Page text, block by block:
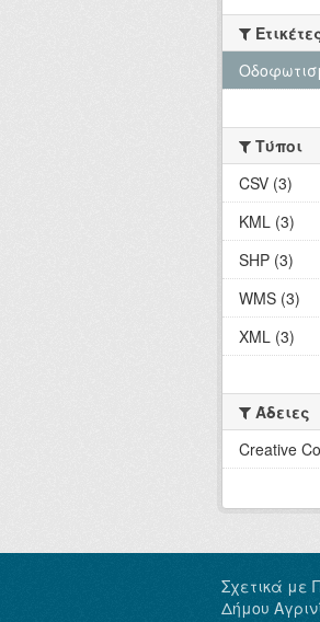
Τύποι
CSV (3)
KML (3)
SHP (3)
WMS (3)
XML (3)
Άδειες
Creative
Σχετικά με
Δήμου